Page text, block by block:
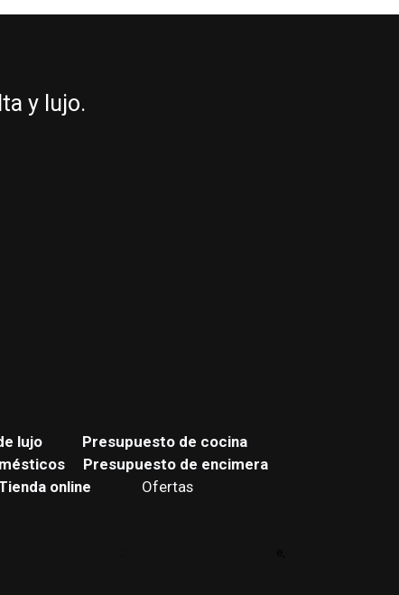
y lujo.
lujo
Presupuesto de cocina
Presupuesto de encimera
online Ofertas